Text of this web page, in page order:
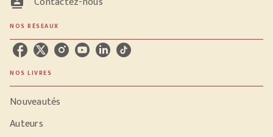
NOS RÉSEAUX
NOS LIVRES
Nouveautés
Auteurs